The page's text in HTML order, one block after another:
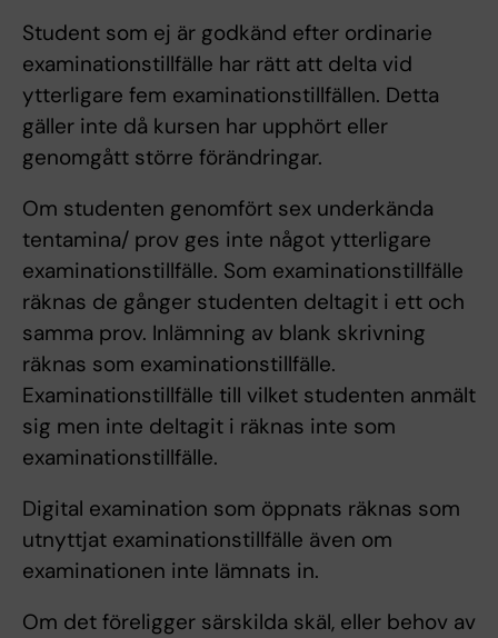
Student som ej är godkänd efter ordinarie
examinationstillfälle har rätt att delta vid
ytterligare fem examinationstillfällen. Detta
gäller inte då kursen har upphört eller
genomgått större förändringar.
Om studenten genomfört sex underkända
tentamina/ prov ges inte något ytterligare
examinationstillfälle. Som examinationstillfälle
räknas de gånger studenten deltagit i ett och
samma prov. Inlämning av blank skrivning
räknas som examinationstillfälle.
Examinationstillfälle till vilket studenten anmält
sig men inte deltagit i räknas inte som
examinationstillfälle.
Digital examination som öppnats räknas som
utnyttjat examinationstillfälle även om
examinationen inte lämnats in.
Om det föreligger särskilda skäl, eller behov av